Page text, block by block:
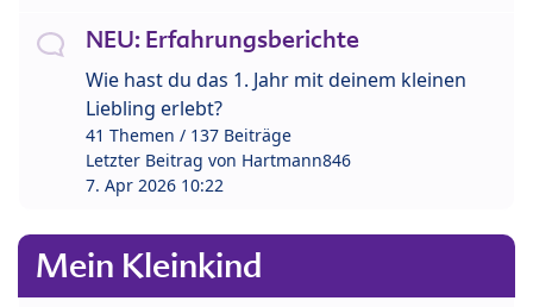
NEU: Erfahrungsberichte
Wie hast du das 1. Jahr mit deinem kleinen
Liebling erlebt?
41 Themen / 137 Beiträge
Letzter Beitrag von Hartmann846
7. Apr 2026 10:22
Mein Kleinkind